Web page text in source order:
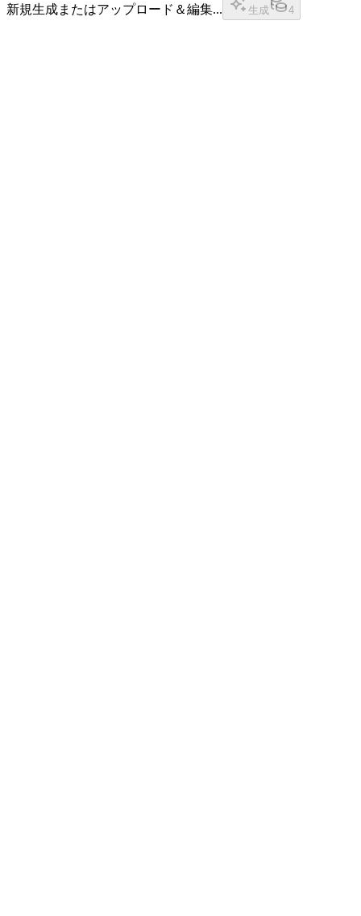
新規生成またはアップロード＆編集... 生成 4